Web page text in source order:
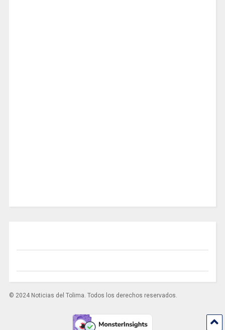
© 2024 Noticias del Tolima. Todos los derechos reservados.